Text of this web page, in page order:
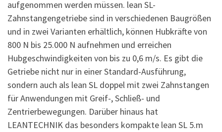
aufgenommen werden müssen. lean SL-
Zahnstangengetriebe sind in verschiedenen Baugrößen
und in zwei Varianten erhältlich, können Hubkräfte von
800 N bis 25.000 N aufnehmen und erreichen
Hubgeschwindigkeiten von bis zu 0,6 m/s. Es gibt die
Getriebe nicht nur in einer Standard-Ausführung,
sondern auch als lean SL doppel mit zwei Zahnstangen
für Anwendungen mit Greif-, Schließ- und
Zentrierbewegungen. Darüber hinaus hat
LEANTECHNIK das besonders kompakte lean SL 5.m